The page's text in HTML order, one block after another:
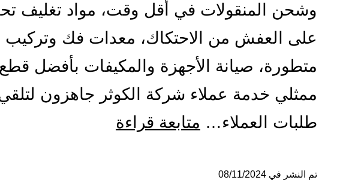
وشحن المنقولات في أقل وقت، مواد تغليف
على العفش من الاحتكاك، معدات فك وتركيب
متطورة، صيانة الأجهزة والمكيفات بأفضل قطع
ممثلي خدمة عملاء شركة الكوثر جاهزون
طلبات العملاء… متابعة قراءة
تم النشر في 08/11/2024